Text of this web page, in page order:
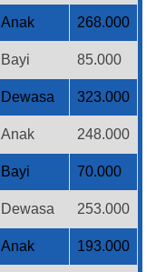
Anak 268.000
Bayi 85.000
Dewasa 323.000
Anak 248.000
Bayi 70.000
Dewasa 253.000
Anak 193.000